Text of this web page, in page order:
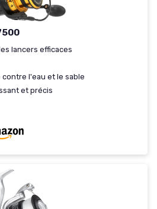
lancers efficaces
contre l'eau et le sable
et précis